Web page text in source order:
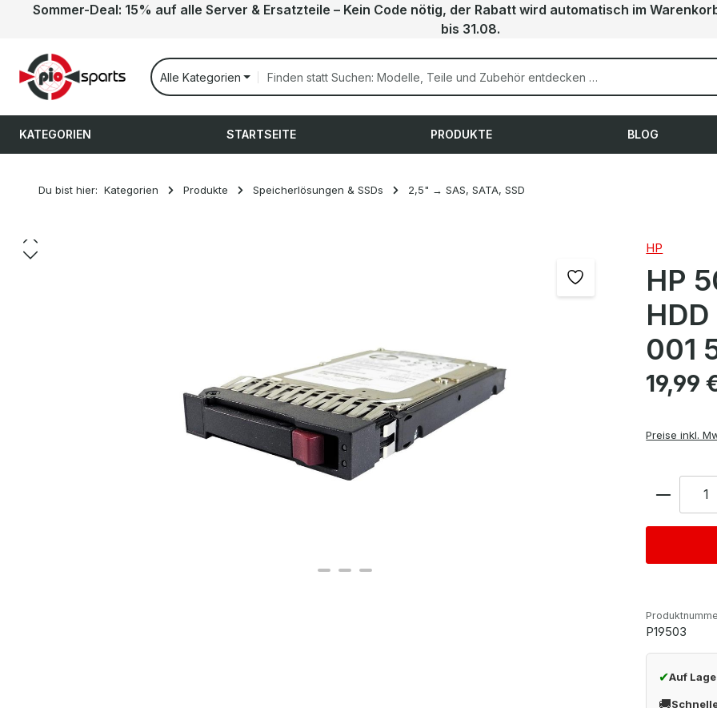
Hauptinhalt springen
Zur Suche springen
Zur Hauptnavigation springen
Sommer-Deal: 15% auf alle Server & Ersatzteile – Kein Code nötig, der Rabatt wird automatisch im
bis 31.08.
Alle Kategorien
KATEGORIEN STARTSEITE PRODUKTE BLOG
Du bist hier: Kategorien Produkte Speicherlösungen & SSDs 2,5" → SAS, SATA, SSD
Bildergalerie überspringen HP
HP
001
Regulärer
19,99
Preise inkl.
Anzahl
P19503
✔Auf
🚚